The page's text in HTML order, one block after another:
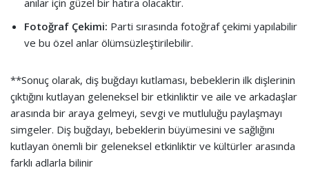
Fotoğraf Çekimi: Parti sırasında fotoğraf çekimi yapılabilir
ve bu özel anlar ölümsüzleştirilebilir.
**Sonuç olarak, diş buğdayı kutlaması, bebeklerin ilk dişlerinin
çıktığını kutlayan geleneksel bir etkinliktir ve aile ve arkadaşlar
arasında bir araya gelmeyi, sevgi ve mutluluğu paylaşmayı
simgeler. Diş buğdayı, bebeklerin büyümesini ve sağlığını
kutlayan önemli bir geleneksel etkinliktir ve kültürler arasında
farklı adlarla bilinir